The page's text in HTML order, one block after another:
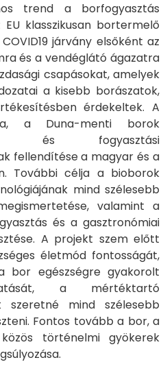
trend a borfogyasztás
klasszikusan bortermelő
járvány elsőként az
és a vendéglátó ágazatra
csapásokat, amelyek
a kisebb borászatok,
érdekeltek. A
a Duna-menti borok
és fogyasztási
fellendítése a magyar és a
További célja a bioborok
mind szélesebb
valamint a
és a gasztronómiai
A projekt szem előtt
életmód fontosságát,
bor egészségre gyakorolt
a mértéktartó
szeretné mind szélesebb
Fontos tovább a bor, a
történelmi gyökerek